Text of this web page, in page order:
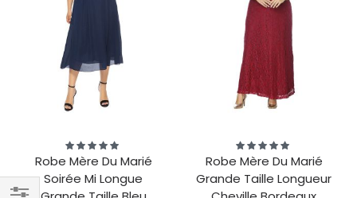
Évaluation:
100%
Robe Mère Du Marié
Soirée Mi Longue
Évaluation:
100%
Robe Mère Du Marié
Grande Taille Longueur